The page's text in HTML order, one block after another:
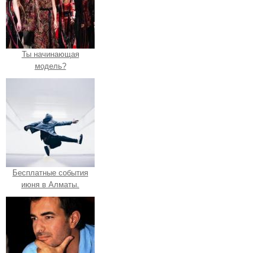
Ты начинающая
модель?
Бесплатные события
июня в Алматы.